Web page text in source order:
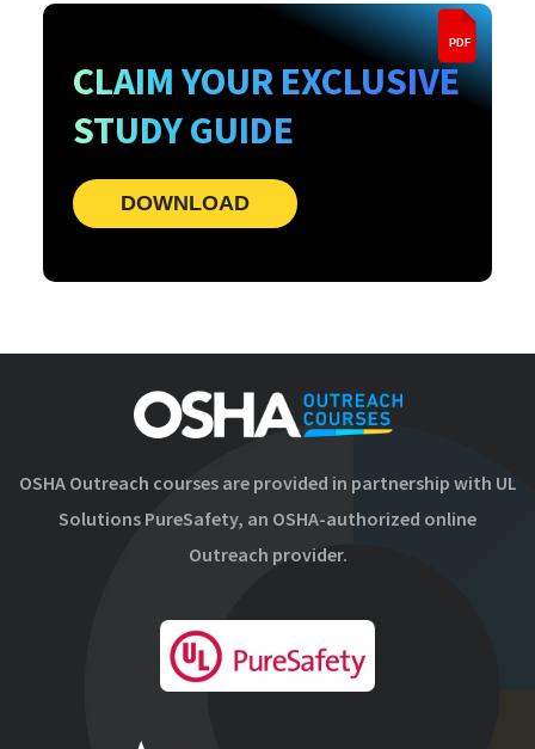
PDF
CLAIM YOUR EXCLUSIVE
STUDY GUIDE
DOWNLOAD
OSHA Outreach courses are provided in partnership with UL
Solutions PureSafety, an OSHA-authorized online
Outreach provider.